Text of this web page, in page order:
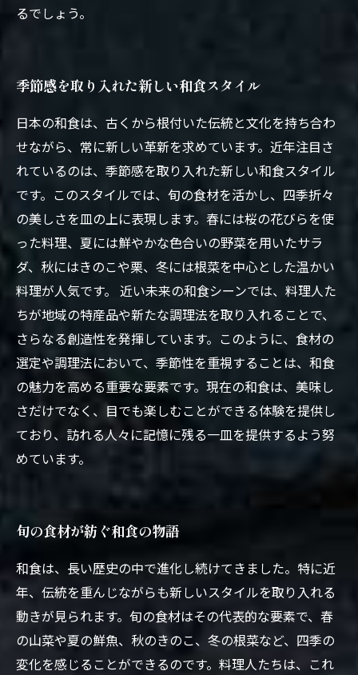
るでしょう。
季節感を取り入れた新しい和食スタイル
日本の和食は、古くから根付いた伝統と文化を持ち合わ
せながら、常に新しい革新を求めています。近年注目さ
れているのは、季節感を取り入れた新しい和食スタイル
です。このスタイルでは、旬の食材を活かし、四季折々
の美しさを皿の上に表現します。春には桜の花びらを使
った料理、夏には鮮やかな色合いの野菜を用いたサラ
ダ、秋にはきのこや栗、冬には根菜を中心とした温かい
料理が人気です。 近い未来の和食シーンでは、料理人た
ちが地域の特産品や新たな調理法を取り入れることで、
さらなる創造性を発揮しています。このように、食材の
選定や調理法において、季節性を重視することは、和食
の魅力を高める重要な要素です。現在の和食は、美味し
さだけでなく、目でも楽しむことができる体験を提供し
ており、訪れる人々に記憶に残る一皿を提供するよう努
めています。
旬の食材が紡ぐ和食の物語
和食は、長い歴史の中で進化し続けてきました。特に近
年、伝統を重んじながらも新しいスタイルを取り入れる
動きが見られます。旬の食材はその代表的な要素で、春
の山菜や夏の鮮魚、秋のきのこ、冬の根菜など、四季の
変化を感じることができるのです。料理人たちは、これ